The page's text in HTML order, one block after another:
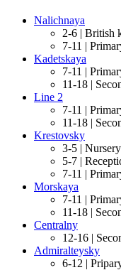
Nalichnaya
2-6 | British
7-11 |
Kadetskaya
7-11 |
11-18 |
Line 2
7-11 |
11-18 |
Krestovsky
3-5 | Nursery
5-7 |
7-11 |
Morskaya
7-11 |
11-18 |
Centralny
12-16 |
Admiralteysky
6-12 |